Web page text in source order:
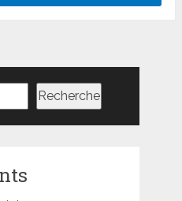
Recherche